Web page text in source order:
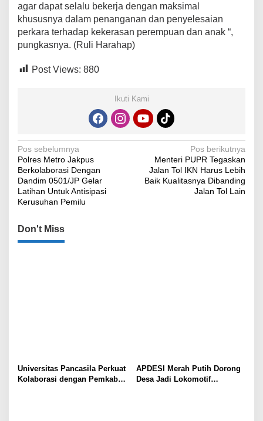
agar dapat selalu bekerja dengan maksimal
khususnya dalam penanganan dan penyelesaian
perkara terhadap kekerasan perempuan dan anak “,
pungkasnya. (Ruli Harahap)
Post Views: 880
Ikuti Kami
Navigasi
pos
Pos sebelumnya
Polres Metro Jakpus
Berkolaborasi Dengan
Dandim 0501/JP Gelar
Latihan Untuk Antisipasi
Kerusuhan Pemilu
Pos berikutnya
Menteri PUPR Tegaskan
Jalan Tol IKN Harus Lebih
Baik Kualitasnya Dibanding
Jalan Tol Lain
Don't Miss
Universitas Pancasila Perkuat
Kolaborasi dengan Pemkab
APDESI Merah Putih Dorong
Desa Jadi Lokomotif